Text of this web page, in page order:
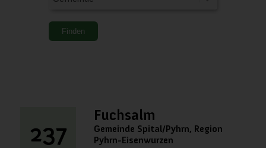
237
Fuchsalm
Gemeinde Spital/Pyhrn, Region
Pyhrn-Eisenwurzen